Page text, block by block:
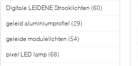
Digitale LEIDENE Strooklichten (60)
geleid aluminiumprofiel (29)
geleide modulelichten (54)
pixel LED lamp (68)